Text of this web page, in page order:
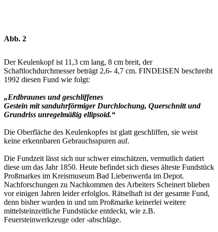
Abb. 2
Der Keulenkopf ist 11,3 cm lang, 8 cm breit, der
Schaftlochdurchmesser beträgt 2,6- 4,7 cm. FINDEISEN beschreibt
1992 diesen Fund wie folgt:
„Erdbraunes und geschliffenes
Gestein mit sanduhrförmiger Durchlochung, Querschnitt und
Grundriss unregelmäßig ellipsoid.“
Die Oberfläche des Keulenkopfes ist glatt geschliffen, sie weist
keine erkennbaren Gebrauchsspuren auf.
Die Fundzeit lässt sich nur schwer einschätzen, vermutlich datiert
diese um das Jahr 1850. Heute befindet sich dieses älteste Fundstück
Proßmarkes im Kreismuseum Bad Liebenwerda im Depot.
Nachforschungen zu Nachkommen des Arbeiters Scheinert blieben
vor einigen Jahren leider erfolglos. Rätselhaft ist der gesamte Fund,
denn bisher wurden in und um Proßmarke keinerlei weitere
mittelsteinzeitliche Fundstücke entdeckt, wie z.B.
Feuersteinwerkzeuge oder -abschläge.